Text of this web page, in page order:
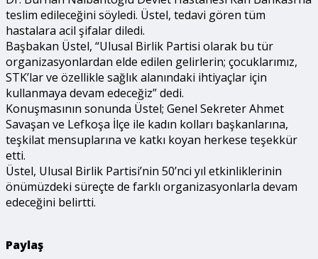
teslim edileceğini söyledi. Üstel, tedavi gören tüm
hastalara acil şifalar diledi.
Başbakan Üstel, “Ulusal Birlik Partisi olarak bu tür
organizasyonlardan elde edilen gelirlerin; çocuklarımız,
STK’lar ve özellikle sağlık alanındaki ihtiyaçlar için
kullanmaya devam edeceğiz” dedi.
Konuşmasının sonunda Üstel; Genel Sekreter Ahmet
Savaşan ve Lefkoşa İlçe ile kadın kolları başkanlarına,
teşkilat mensuplarına ve katkı koyan herkese teşekkür
etti.
Üstel, Ulusal Birlik Partisi’nin 50’nci yıl etkinliklerinin
önümüzdeki süreçte de farklı organizasyonlarla devam
edeceğini belirtti.
Paylaş